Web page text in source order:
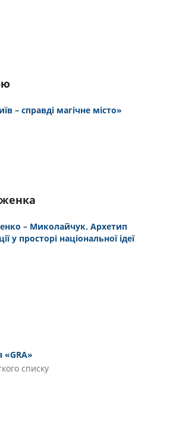
– справді магічне місто»
– Миколайчук. Архетип
у просторі національної ідеї
«GRA»
списку